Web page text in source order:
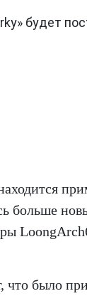
будет
больше
что было